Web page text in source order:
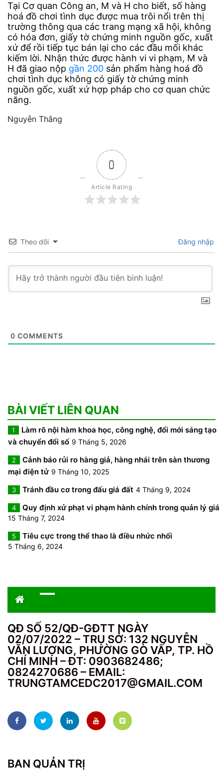
Tại Cơ quan Công an, M và H cho biết, số hàng
hoá đồ chơi tình dục được mua trôi nổi trên thị
trường thông qua các trang mạng xã hội, không
có hóa đơn, giấy tờ chứng minh nguồn gốc, xuất
xứ để rồi tiếp tục bán lại cho các đầu mối khác
kiếm lời. Nhận thức được hành vi vi phạm, M và
H đã giao nộp gần 200 sản phẩm hàng hoá đồ
chơi tình dục không có giấy tờ chứng minh
nguồn gốc, xuất xứ hợp pháp cho cơ quan chức
năng.
Nguyễn Thắng
0
Article Rating
Theo dõi Đăng nhập
0 COMMENTS
BÀI VIẾT LIÊN QUAN
1
Làm rõ nội hàm khoa học, công nghệ, đổi mới sáng tạo
và chuyển đổi số 9 Tháng 5, 2026
2
Cảnh báo rủi ro hàng giả, hàng nhái trên sàn thương
mại điện tử 9 Tháng 10, 2025
3 Tránh đầu cơ trong đấu giá đất 4 Tháng 9, 2024
4 Quy định xử phạt vi phạm hành chính trong quản lý giá
15 Tháng 7, 2024
5 Tiêu cực trong thể thao là điều nhức nhối
5 Tháng 6, 2024
QĐ SỐ 52/QĐ-GĐTT NGÀY
02/07/2022 – TRỤ SỞ: 132 NGUYỄN
VĂN LƯỢNG, PHƯỜNG GÒ VẤP, TP. HỒ
CHÍ MINH – ĐT: 0903682486;
0824270686 – EMAIL:
TRUNGTAMCEDC2017@GMAIL.COM
BAN QUẢN TRỊ